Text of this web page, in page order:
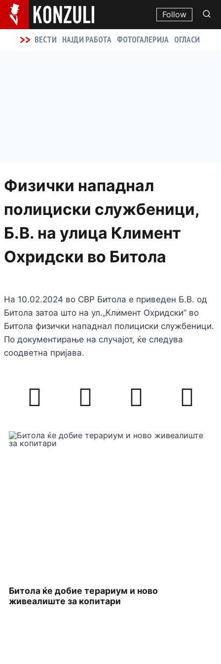
Follow
>> ВЕСТИ НАЈДИ РАБОТА ФОТОГАЛЕРИЈА ОГЛАСИ
Физички нападнал
полициски службеници,
Б.В. на улица Климент
Охридски во Битола
На 10.02.2024 во СВР Битола е приведен Б.В. од
Битола затоа што на ул.„Климент Охридски” во
Битола физички нападнал полициски службеници.
По документирање на случајот, ќе следува
соодветна пријава.
Битола ќе добие терариум и ново
живеалиште за копитари